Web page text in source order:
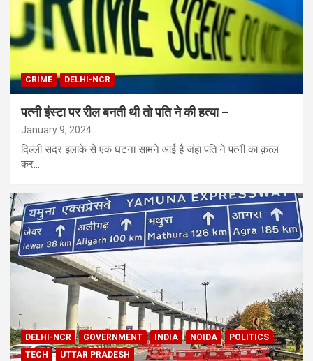
CRIME DELHI-NCR
पत्नी इंस्टा पर रील बनती थी तो पति ने की हत्या –
January 9, 2024
दिल्ली सदर इलाके से एक घटना सामने आई है जंहा पति ने पत्नी का क़त्ल
कर…
DELHI-NCR GOVERNMENT INDIA NOIDA
POLITICS
TECH
UTTAR PRADESH